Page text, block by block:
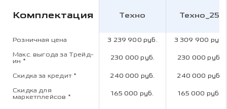
Комплектация Техно Техно_25
Розничная цена 3 239 900 руб. 3 309 900 руб.
Макс. выгода за Трейд-
ин * 230 000 руб. 230 000 руб.
Скидка за кредит * 240 000 руб. 240 000 руб.
Скидка для
маркетплейсов * 165 000 руб. 165 000 руб.